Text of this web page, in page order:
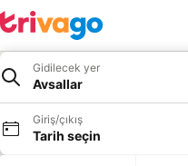
Gidilecek yer
Avsallar
Giriş/çıkış
Tarih seçin